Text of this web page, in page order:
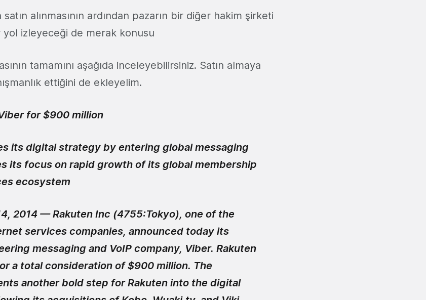
satın alınmasının ardından pazarın bir diğer hakim şirketi
yol izleyeceği de merak konusu
tamamını aşağıda inceleyebilirsiniz. Satın almaya
ettiğini de ekleyelim.
for $900 million
its digital strategy by entering global messaging
its focus on rapid growth of its global membership
ecosystem
2014 —Rakuten Inc (4755:Tokyo), one of the
services companies, announced today its
messaging and VoIP company, Viber. Rakuten
a total consideration of $900 million. The
another bold step for Rakuten into the digital